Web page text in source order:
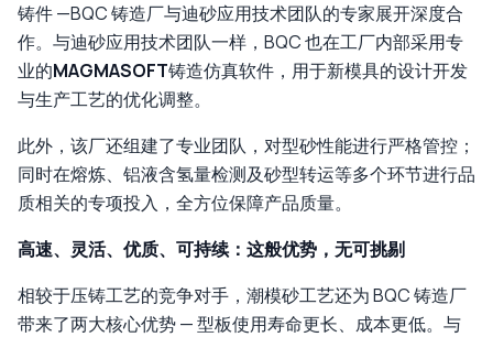
铸件 —BQC 铸造厂与迪砂应用技术团队的专家展开深度合
作。与迪砂应用技术团队一样，BQC 也在工厂内部采用专
业的MAGMASOFT铸造仿真软件，用于新模具的设计开发
与生产工艺的优化调整。
此外，该厂还组建了专业团队，对型砂性能进行严格管控；
同时在熔炼、铝液含氢量检测及砂型转运等多个环节进行品
质相关的专项投入，全方位保障产品质量。
高速、灵活、优质、可持续：这般优势，无可挑剔
相较于压铸工艺的竞争对手，潮模砂工艺还为 BQC 铸造厂
带来了两大核心优势 — 型板使用寿命更长、成本更低。与